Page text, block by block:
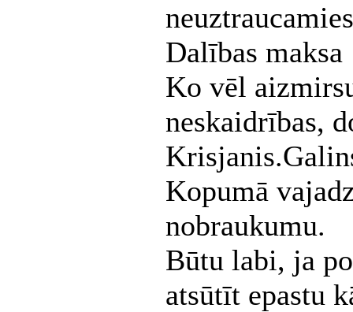
Dalības
Ko vēl
neskaidrības,
Kopumā
nobraukumu.
Būtu labi, ja
atsūtīt epastu